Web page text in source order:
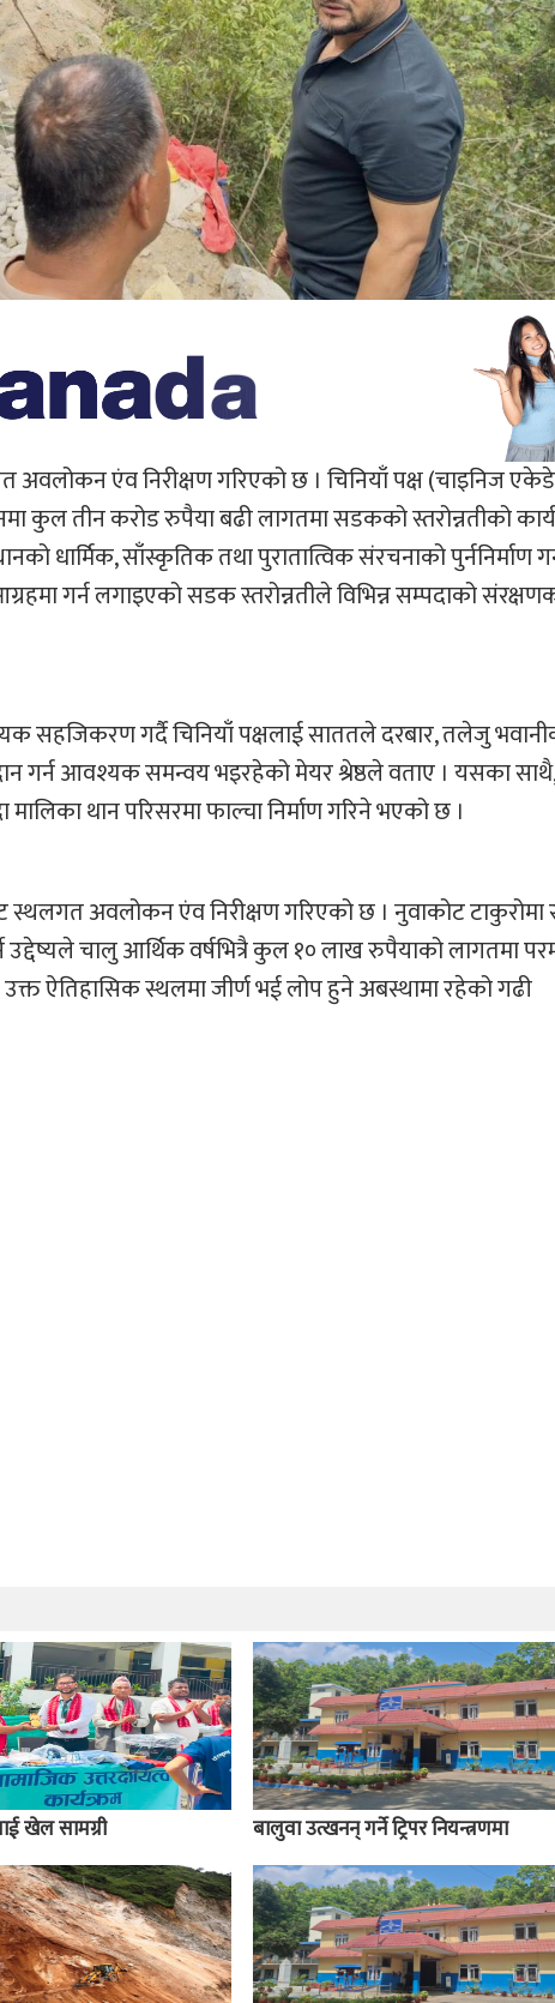
अवलोकन एंव निरीक्षण गरिएको छ । चिनियाँ पक्ष (चाइनिज
कुल तीन करोड रुपैया बढी लागतमा सडकको स्तरोन्नतीको कार्य
धार्मिक, साँस्कृतिक तथा पुरातात्विक संरचनाको पुर्ननिर्माण
गर्न लगाइएको सडक स्तरोन्नतीले विभिन्न सम्पदाको
सहजिकरण गर्दै चिनियाँ पक्षलाई साततले दरबार, तलेजु
गर्न आवश्यक समन्वय भइरहेको मेयर श्रेष्ठले वताए । यसका साथै,
थान परिसरमा फाल्चा निर्माण गरिने भएको छ ।
स्थलगत अवलोकन एंव निरीक्षण गरिएको छ । नुवाकोट
उद्देष्यले चालु आर्थिक वर्षभित्रै कुल १० लाख रुपैयाको लागतमा
ऐतिहासिक स्थलमा जीर्ण भई लोप हुने अबस्थामा रहेको गढी
खेल सामग्री बालुवा उत्खनन् गर्ने ट्रिपर नियन्त्रणमा